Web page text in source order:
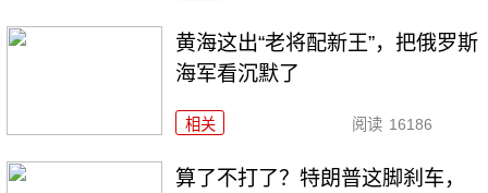
黄海这出“老将配新王”，把俄罗斯
海军看沉默了
相关 阅读 16186
算了不打了？特朗普这脚刹车，